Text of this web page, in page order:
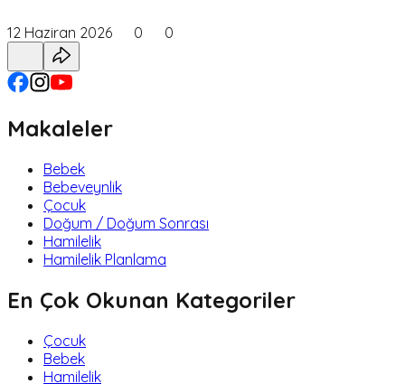
12 Haziran 2026 0 0
Makaleler
Bebek
Bebeveynlik
Çocuk
Doğum / Doğum Sonrası
Hamilelik
Hamilelik Planlama
En Çok Okunan Kategoriler
Çocuk
Bebek
Hamilelik